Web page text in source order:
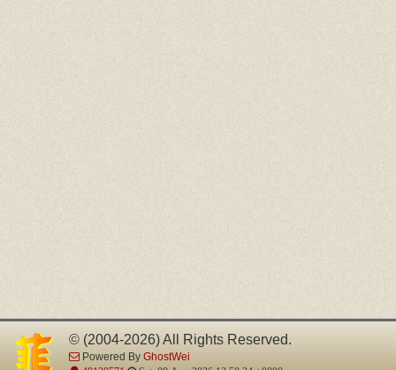
© (2004-2026) All Rights Reserved.
Powered By GhostWei